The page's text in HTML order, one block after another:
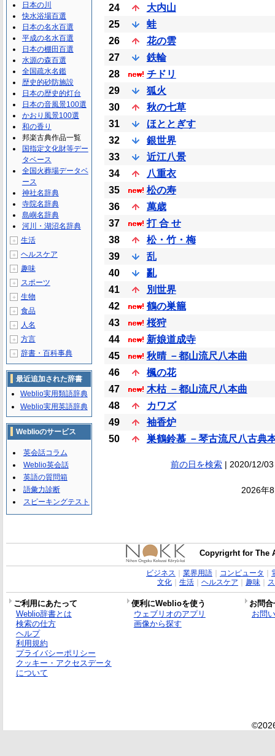
24
大内山
25
蛙
26
花の雲
27
鉄輪
28
チドリ
29
狐火
30
秋の七草
31
ほととぎす
32
銀世界
33
近江八景
34
八重衣
35
松の寿
36
萬歳
37
打 合 せ
38
松・竹・梅
39
乱
40
亂
41
別世界
42
鶴の巣籠
43
桜狩
44
新娘道成寺
45
秋晴 －都山流尺八本曲
46
楓の花
47
木枯 －都山流尺八本曲
48
カワズ
49
袖香炉
50
巣鶴鈴慕 －琴古流尺八古典
前の日を検索| 2020/12/
2026年
日本の川
快水浴場百選
日本の名水百選
平成の名水百選
日本の棚田百選
水源の森百選
全国疏水名鑑
歴史的砂防施設
日本の歴史的灯台
日本の音風景100選
かおり風景100選
和の香り
邦楽古典作品一覧
国指定文化財等デー
タベース
全国火葬場データベ
ース
神社名辞典
寺院名辞典
島嶼名辞典
河川・湖沼名辞典
＋ 生活
＋ ヘルスケア
＋ 趣味
＋ スポーツ
＋ 生物
＋ 食品
＋ 人名
＋ 方言
＋ 辞書・百科事典
最近追加された辞書
Weblio実用類語辞典
Weblio実用英語辞典
Weblioのサービス
英会話コラム
Weblio英会話
英語の質問箱
語彙力診断
スピーキングテスト
Copyrigrht for The
ビジネス 業界用語｜ コンピュータ
文化｜ 生活｜ ヘルスケア 趣味｜
ご利用にあたって 便利にWeblioを使う
お問
Weblio辞書とは
検索の仕方
ヘルプ
利用規約
プライバシーポリシー
クッキー・アクセスデータ
について
ウェブリオのアプリ
画像から探す
お問